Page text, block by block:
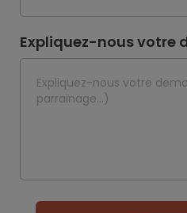
Expliquez-nous votre